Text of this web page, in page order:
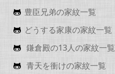
豊臣兄弟の家紋一覧
どうする家康の家紋一覧
鎌倉殿の13人の家紋一覧
青天を衝けの家紋一覧